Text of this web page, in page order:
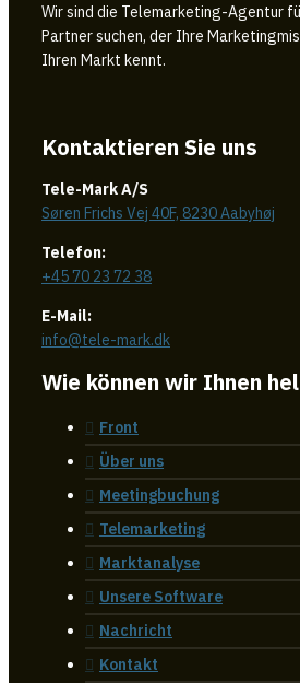
Wir sind die Telemarketing-Agentur
Partner suchen, der Ihre
Ihren Markt kennt.
Kontaktieren Sie uns
Tele-Mark A/S
Søren Frichs Vej 40F, 8230 Aabyhøj
Telefon:
+45 70 23 72 38
E-Mail:
info@tele-mark.dk
Wie können wir Ihnen
Front
Über uns
Meetingbuchung
Telemarketing
Marktanalyse
Unsere Software
Nachricht
Kontakt